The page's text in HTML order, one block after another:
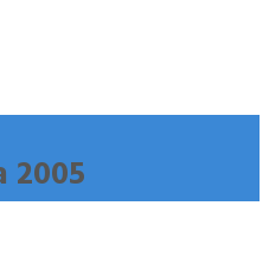
2005